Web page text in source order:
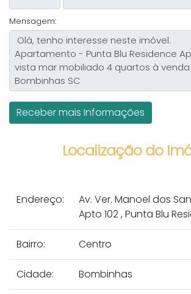
Mensagem:
Localização do
Endereço: Av. Ver. Manoel dos
Apto 102, Punta Blu
Bairro: Centro
Cidade: Bombinhas